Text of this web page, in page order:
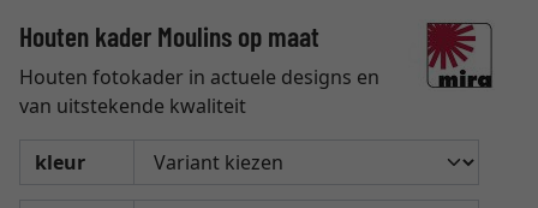
Houten kader Moulins op maat
Houten fotokader in actuele designs en
van uitstekende kwaliteit
kleur